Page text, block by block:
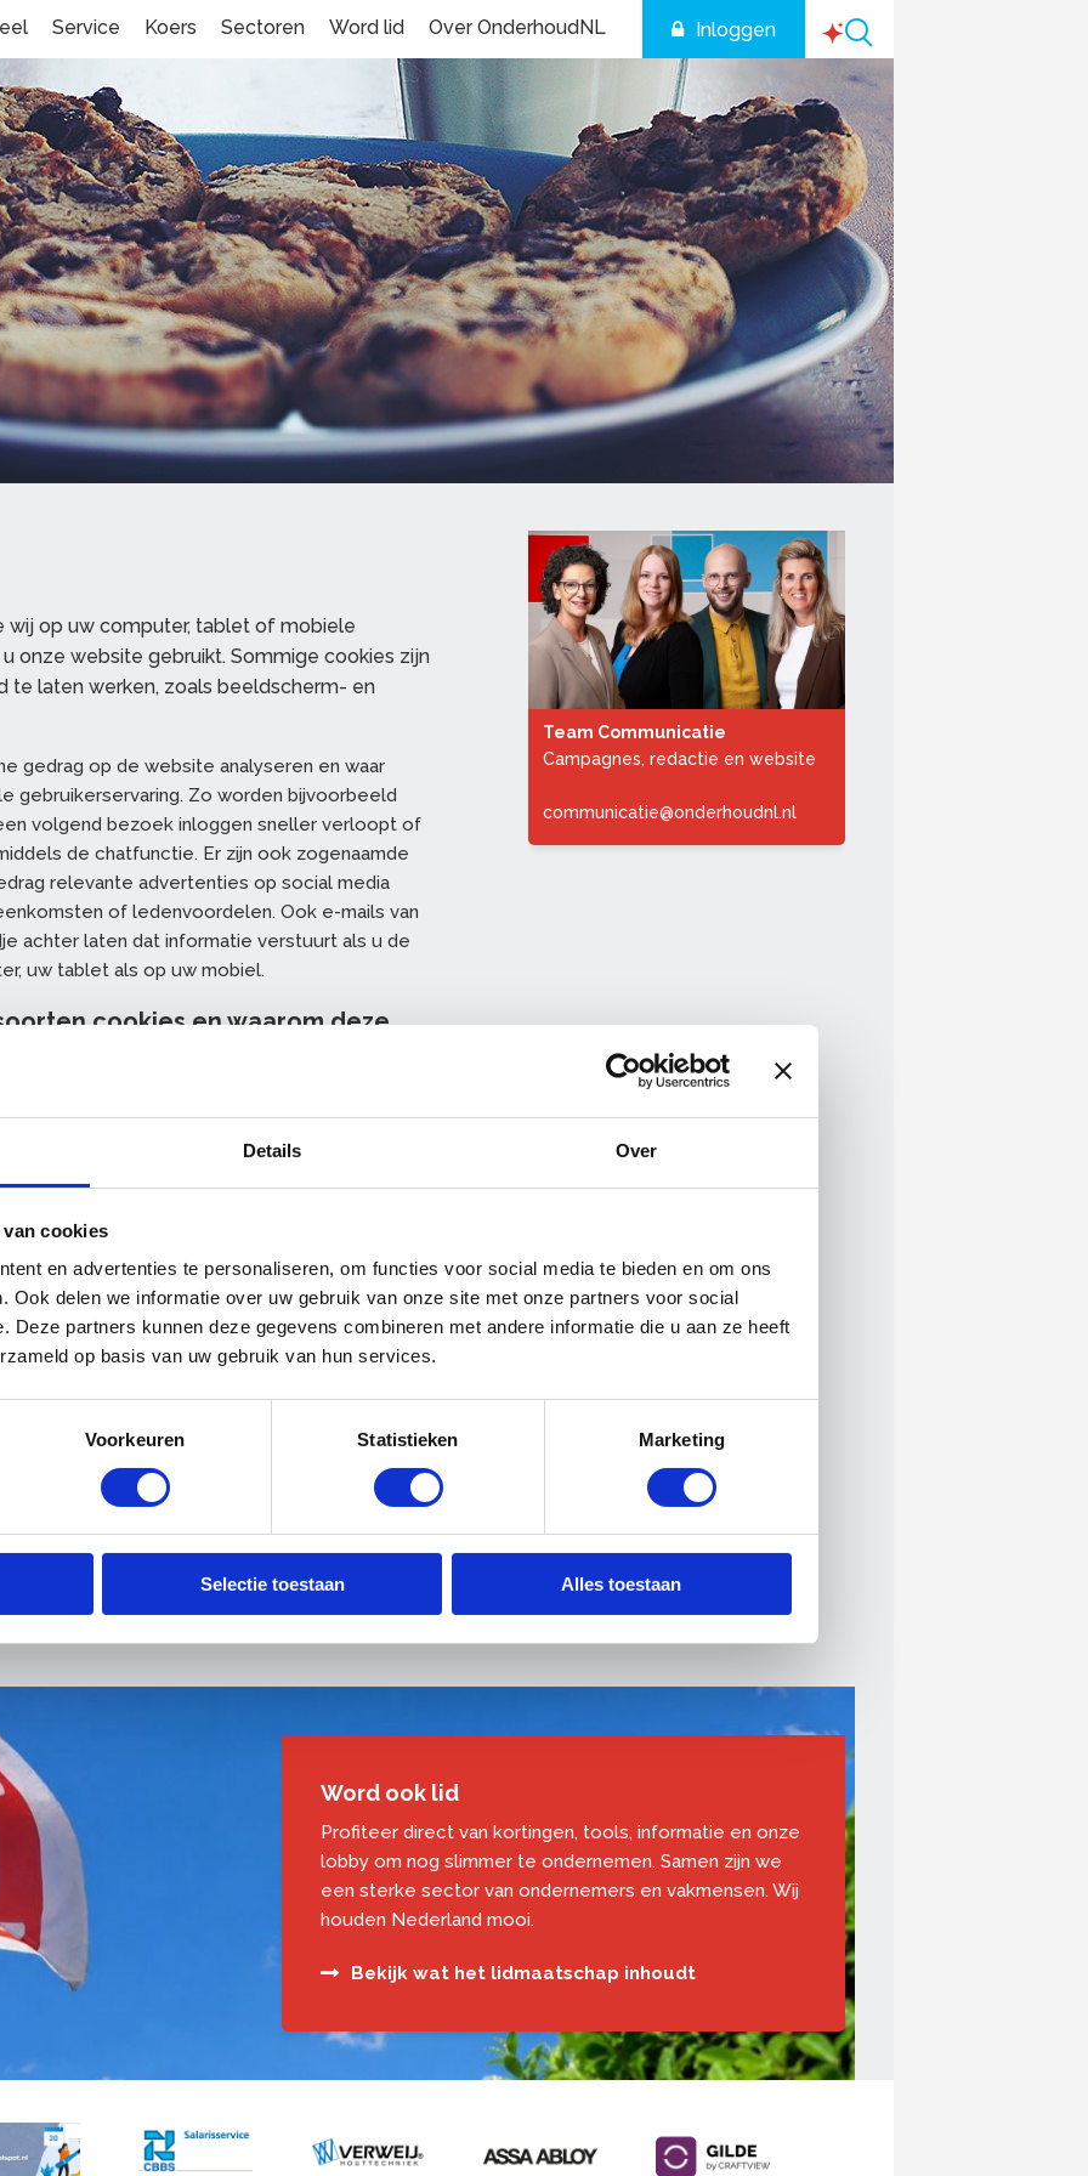
Details Over
cookies
en advertenties te personaliseren, om functies voor social media te bieden en om ons
Ook delen we informatie over uw gebruik van onze site met onze partners voor social
Deze partners kunnen deze gegevens combineren met andere informatie die u aan ze heeft
op basis van uw gebruik van hun services.
Voorkeuren Statistieken Marketing
Selectie toestaan Alles toestaan
Inloggen
Service Koers Sectoren Word lid Over OnderhoudNL
wij op uw computer, tablet of mobiele
onze website gebruikt. Sommige cookies zijn
te laten werken, zoals beeldscherm- en
gedrag op de website analyseren en waar
gebruikerservaring. Zo worden bijvoorbeeld
volgend bezoek inloggen sneller verloopt of
de chatfunctie. Er zijn ook zogenaamde
relevante advertenties op social media
of ledenvoordelen. Ook e-mails van
achter laten dat informatie verstuurt als u de
uw tablet als op uw mobiel.
cookies en waarom deze
dat de website goed werkt (zoals inloggen
gebruik te meten en problemen snel op te
en bijvoorbeeld gebruikersnaam op te slaan
via social media wilt kunnen
kunt u de cookie-instellingen weigeren of in u
uitzetten. Het kan dan zijn dat de website
functionaliteiten zoals het downloaden
zijn, omdat dan het inloggen niet meer
dat niet de bedoeling is? Dan kunt u bij
verwijderen, opnieuw de website
cookies wil weigeren.
Team Communicatie
Campagnes, redactie en website
communicatie@onderhoudnl.nl
Word ook lid
Profiteer direct van kortingen, tools, informatie en onze
lobby om nog slimmer te ondernemen. Samen zijn we
een sterke sector van ondernemers en vakmensen. Wij
houden Nederland mooi.
Bekijk wat het lidmaatschap inhoudt